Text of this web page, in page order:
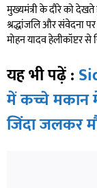
मुख्यमंत्री के दौरे को
श्रद्धांजलि और संवेदना पर
मोहन यादव हेलीकॉप्टर से
यह भी पढ़ें :
में कच्चे मकान
जिंदा जलकर